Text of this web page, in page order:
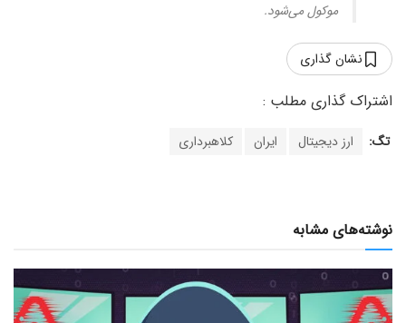
موکول می‌شود.
نشان گذاری
تگ: ارز دیجیتال ایران کلاهبرداری
نوشته‌های مشابه